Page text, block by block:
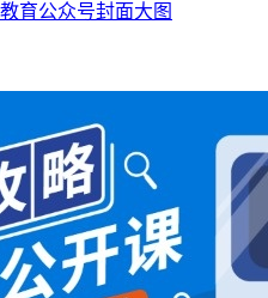
育公众号封面大图